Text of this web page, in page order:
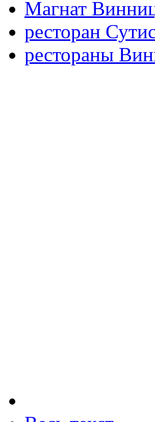
Магнат
ресторан
рестораны